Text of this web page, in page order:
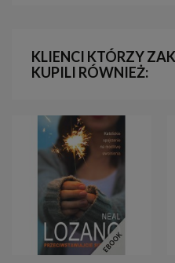
KLIENCI KTÓRZY
KUPILI RÓWNIEŻ: